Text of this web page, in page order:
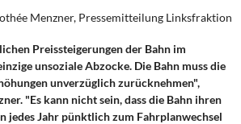
und Finanzpolitik
Menzner, Pressemitteilung Linksfraktion
Preissteigerungen der Bahn im
unsoziale Abzocke. Die Bahn muss die
unverzüglich zurücknehmen",
"Es kann nicht sein, dass die Bahn ihren
jedes Jahr pünktlich zum Fahrplanwechsel